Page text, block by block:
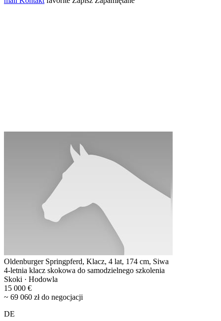
Oldenburger Springpferd, Klacz, 4 lat, 174 cm, Siwa
4-letnia klacz skokowa do samodzielnego szkolenia
Skoki · Hodowla
15 000 €
~ 69 060 zł do negocjacji
DE